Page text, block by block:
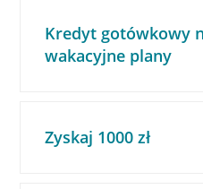
Kredyt gotówkowy
wakacyjne plany
Zyskaj 1000 zł